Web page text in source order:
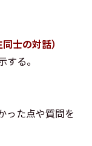
士の対話）
る。
った点や質問を